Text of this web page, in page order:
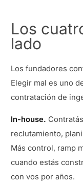
Los
lado
Los fundadores
Elegir mal es uno
contratación de
In-house.
reclutamiento,
Más control, ramp
cuando estás
con vos por años.